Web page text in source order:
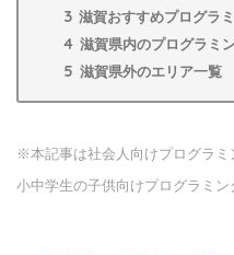
3 滋賀おすすめプログラ
4 滋賀県内のプログラミ
5 滋賀県外のエリア一覧
※本記事は社会人向けプログラミ
小中学生の子供向けプログラミン